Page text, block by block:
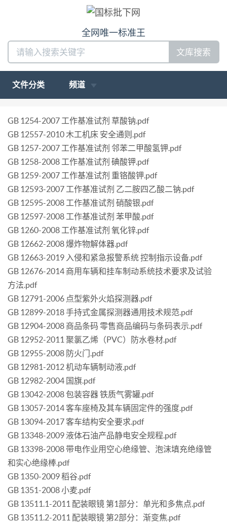
全网唯一标准王
文库搜索
文件分类 频道
GB 1254-2007 工作基准试剂 草酸钠.pdf
GB 12557-2010 木工机床 安全通则.pdf
GB 1257-2007 工作基准试剂 邻苯二甲酸氢钾.pdf
GB 1258-2008 工作基准试剂 碘酸钾.pdf
GB 1259-2007 工作基准试剂 重铬酸钾.pdf
GB 12593-2007 工作基准试剂 乙二胺四乙酸二钠.pdf
GB 12595-2008 工作基准试剂 硝酸银.pdf
GB 12597-2008 工作基准试剂 苯甲酸.pdf
GB 1260-2008 工作基准试剂 氧化锌.pdf
GB 12662-2008 爆炸物解体器.pdf
GB 12663-2019 入侵和紧急报警系统 控制指示设备.pdf
GB 12676-2014 商用车辆和挂车制动系统技术要求及试验
方法.pdf
GB 12791-2006 点型紫外火焰探测器.pdf
GB 12899-2018 手持式金属探测器通用技术规范.pdf
GB 12904-2008 商品条码 零售商品编码与条码表示.pdf
GB 12952-2011 聚氯乙烯（PVC）防水卷材.pdf
GB 12955-2008 防火门.pdf
GB 12981-2012 机动车辆制动液.pdf
GB 12982-2004 国旗.pdf
GB 13042-2008 包装容器 铁质气雾罐.pdf
GB 13057-2014 客车座椅及其车辆固定件的强度.pdf
GB 13094-2017 客车结构安全要求.pdf
GB 13348-2009 液体石油产品静电安全规程.pdf
GB 13398-2008 带电作业用空心绝缘管、泡沫填充绝缘管
和实心绝缘棒.pdf
GB 1350-2009 稻谷.pdf
GB 1351-2008 小麦.pdf
GB 13511.1-2011 配装眼镜 第1部分：单光和多焦点.pdf
GB 13511.2-2011 配装眼镜 第2部分：渐变焦.pdf